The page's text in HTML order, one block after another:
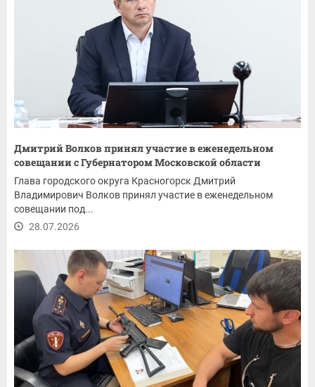
Дмитрий Волков принял участие в еженедельном
совещании с Губернатором Московской области
Глава городского округа Красногорск Дмитрий
Владимирович Волков принял участие в еженедельном
совещании под...
28.07.2026